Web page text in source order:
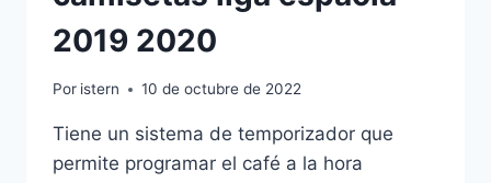
2019 2020
Por istern 10 de octubre de 2022
Tiene un sistema de temporizador que
permite programar el café a la hora